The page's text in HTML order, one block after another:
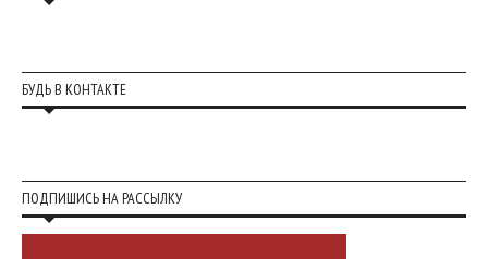
БУДЬ В КОНТАКТЕ
ПОДПИШИСЬ НА РАССЫЛКУ